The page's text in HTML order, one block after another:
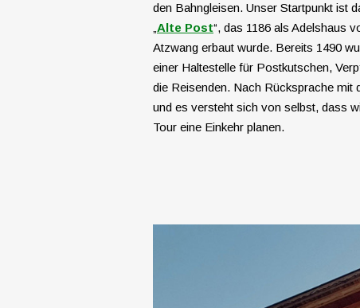
den Bahngleisen. Unser Startpunkt ist
Alte Post“, das 1186 als Adelshaus
Atzwang erbaut wurde. Bereits 1490
einer Haltestelle für Postkutschen,
die Reisenden. Nach Rücksprache mit
und es versteht sich von selbst, dass
Tour eine Einkehr planen.